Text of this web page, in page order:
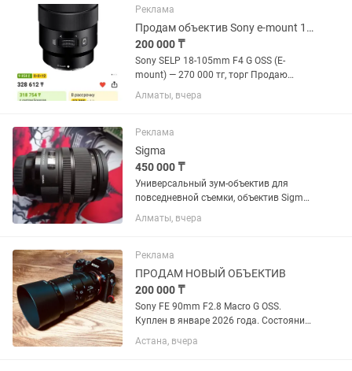
Реклама
Продам объектив Sony e-mount 18-105
200 000 ₸
Sony SELP 18-105mm F4 G OSS (E-
mount) — 270 000 тг, торг Продаю
универсальный объектив Sony 18–105
F4 G OSS. Отлично подходит для фото и
светосила F4 на всем диапазоне,...
Алматы, вчера
Реклама
Sigma
450 000 ₸
Универсальный зум-объектив для
повседневной съемки, объектив Sigma
24-70mm f/2.8 DG OS HSM с креплением
Canon EF охватывает полезный
широкоугольного до портретного,...
Алматы, вчера
Реклама
ПРОДАМ НОВЫЙ ОБЪЕКТИВ
200 000 ₸
Sony FE 90mm F2.8 Macro G OSS.
Куплен в январе 2026 года. Состояние
практически нового, без царапин и
потертостей. Полный комплект:
Астана, вчера